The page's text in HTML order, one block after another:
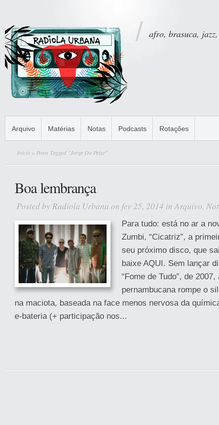
afro, brasuca,
Arquivo Matérias Notas Podcasts Rotações
Início » Posts Tagged "Jorge Du Peixe"
Boa lembrança
Posted by Radiola Urbana on fev 25, 2014 inArquivo,
Para tudo: está no ar a
Zumbi, “Cicatriz”, a
seu próximo disco, que
baixe AQUI. Sem lançar
“Fome de Tudo”, de 2007,
pernambucana rompe o
na maciota, baseada na face menos nervosa da
e-bateria (+ participação nos...